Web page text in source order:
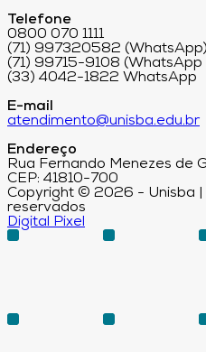
Telefone
0800 070 1111
(71) 997320582 (WhatsApp)
(71) 99715-9108 (WhatsApp
(33) 4042-1822 WhatsApp
E-mail
atendimento@unisba.edu.br
Endereço
Rua Fernando Menezes de
CEP: 41810-700
Copyright © 2026 - Unisba |
reservados
Digital Pixel